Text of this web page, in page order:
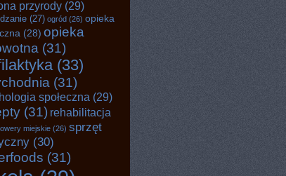
przyrody (29)
(27) ogród (26) opieka
(28) opieka
(31)
(33)
(31)
społeczna (29)
(31) rehabilitacja
miejskie (26) sprzęt
(30)
(31)